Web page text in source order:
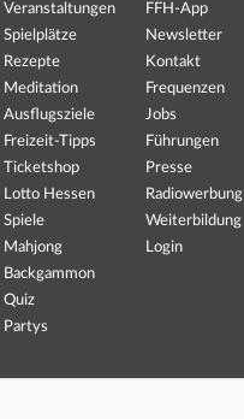
Veranstaltungen
Spielplätze
Rezepte
Meditation
Ausflugsziele
Freizeit-Tipps
Ticketshop
Lotto Hessen
Spiele
Mahjong
Backgammon
Quiz
Partys
FFH-App
Newsletter
Kontakt
Frequenzen
Jobs
Führungen
Presse
Radiowerbung
Weiterbildung
Login